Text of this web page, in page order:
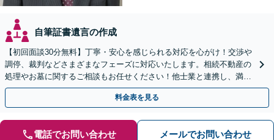
自筆証書遺言の作成
【初回面談30分無料】丁寧・安心を感じられる対応を心がけ！交渉や
調停、裁判などさまざまなフェーズに対応いたします。相続不動産の
処理やお墓に関するご相談もお任せください！他士業と連携し、満足
度の高い相続の実現を目指します【弁護士歴40年以上】
料金表を見る
電話でお問い合わせ メールでお問い合わせ